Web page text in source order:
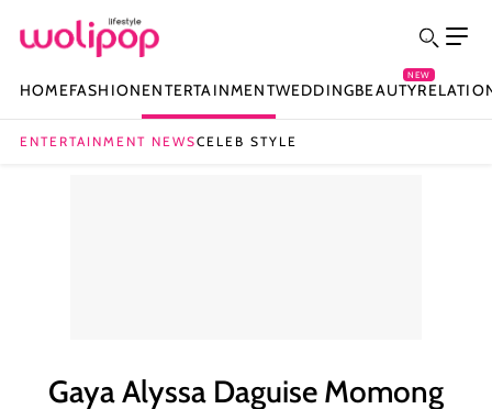
HOMEFASHIONENTERTAINMENTWEDDINGBEAUTY
NEW
ENTERTAINMENT NEWSCELEB STYLE
Gaya Alyssa Daguise Momong